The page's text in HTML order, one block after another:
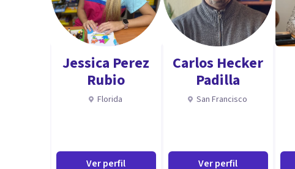
Jessica Perez
Rubio
Florida
Ver perfil
Carlos Hecker
Padilla
San Francisco
Ver perfil